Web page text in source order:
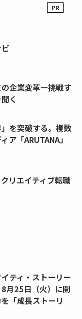
の企業変革ー挑戦す
く
」を突破する。複数
ア「ARUTANA」
リエイティブ転職
イティ・ストーリー
月25日（火）に開
「成長ストーリ